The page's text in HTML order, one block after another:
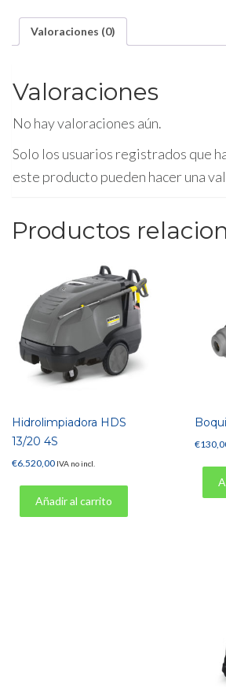
Valoraciones (0)
Valoraciones
No hay valoraciones aún.
Solo los usuarios registrados que
este producto pueden hacer una
Productos
Hidrolimpiadora HDS
13/20 4S
€6.520,00 IVA no incl.
Añadir al carrito
€